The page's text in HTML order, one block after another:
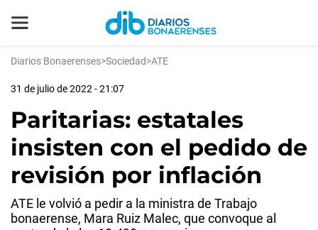
Diarios Bonaerenses>Sociedad>ATE
31 de julio de 2022 - 21:07
Paritarias: estatales
insisten con el pedido de
revisión por inflación
ATE le volvió a pedir a la ministra de Trabajo
bonaerense, Mara Ruiz Malec, que convoque al